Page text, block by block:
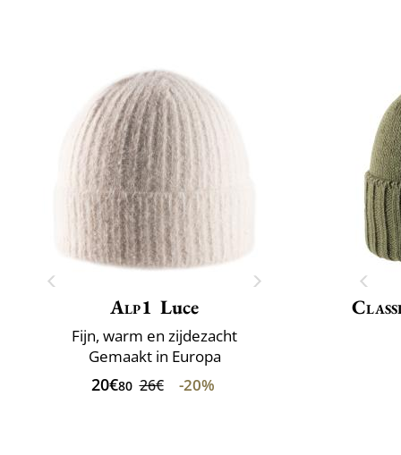
Alp1 Luce
Fijn, warm en zijdezacht
Gemaakt in Europa
20€80 26€ -20%